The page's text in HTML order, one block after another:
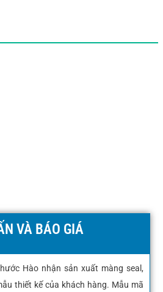
VÀ BÁO GIÁ
Hào nhận sản xuất màng seal,
thiết kế của khách hàng. Mẫu mã